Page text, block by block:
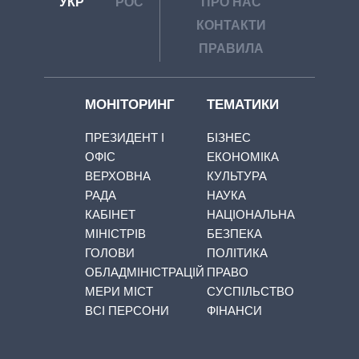
КОНТАКТИ
ПРАВИЛА
МОНІТОРИНГ
ПРЕЗИДЕНТ І
ОФІС
ВЕРХОВНА
РАДА
КАБІНЕТ
МІНІСТРІВ
ГОЛОВИ
ОБЛАДМІНІСТРАЦІЙ
МЕРИ МІСТ
ВСІ ПЕРСОНИ
ТЕМАТИКИ
БІЗНЕС
ЕКОНОМІКА
КУЛЬТУРА
НАУКА
НАЦІОНАЛЬНА
БЕЗПЕКА
ПОЛІТИКА
ПРАВО
СУСПІЛЬСТВО
ФІНАНСИ